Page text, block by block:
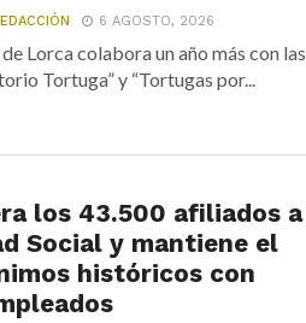
6 AGOSTO, 2026
Lorca colabora un año más con las
Tortuga” y “Tortugas por...
los 43.500 afiliados a
Social y mantiene el
históricos con